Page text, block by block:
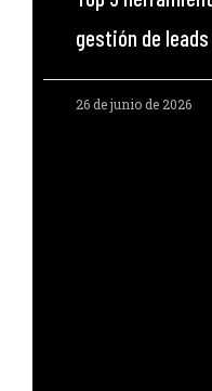
gestión de
26 de junio de 2026